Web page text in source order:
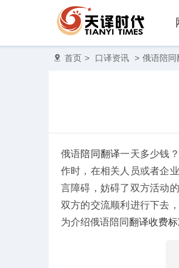
首页 > 口译资讯 > 俄语陪同
俄语陪同翻译一天多少钱
作时，在相关人员或者企
言障碍，妨碍了双方活动
双方的交流顺利进行下去
为介绍俄语陪同翻译收费